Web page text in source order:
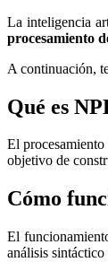
La inteligencia
procesamiento
A continuación,
Qué es
El
objetivo de
Cómo
El
análisis sintáctico